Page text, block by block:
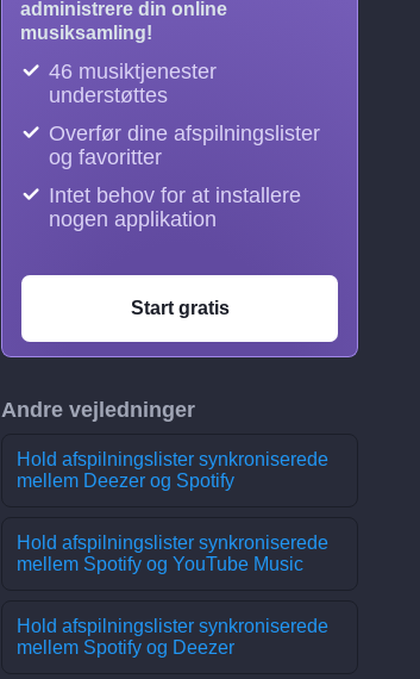
administrere din online
musiksamling!
46 musiktjenester
understøttes
Overfør dine afspilningslister
og favoritter
Intet behov for at installere
nogen applikation
Start gratis
Andre vejledninger
Hold afspilningslister synkroniserede
mellem Deezer og Spotify
Hold afspilningslister synkroniserede
mellem Spotify og YouTube Music
Hold afspilningslister synkroniserede
mellem Spotify og Deezer